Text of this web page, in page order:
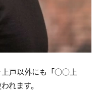
上戸以外にも「○○上
れます。